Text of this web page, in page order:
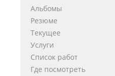
Альбомы
Резюме
Текущее
Услуги
Список работ
Где посмотреть